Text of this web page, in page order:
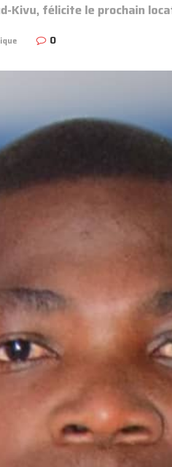
Kivu, félicite le prochain
0